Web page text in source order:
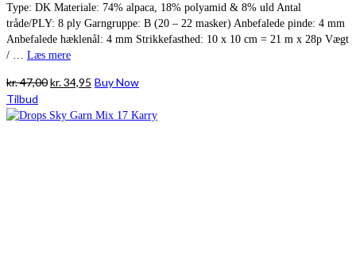
Type: DK Materiale: 74% alpaca, 18% polyamid & 8% uld Antal
tråde/PLY: 8 ply Garngruppe: B (20 – 22 masker) Anbefalede pinde: 4 mm
Anbefalede hæklenål: 4 mm Strikkefasthed: 10 x 10 cm = 21 m x 28p Vægt
/ … Læs mere
kr.47,00Den
pris
kr.34,95 Den
pris
Buy Now
Tilbud